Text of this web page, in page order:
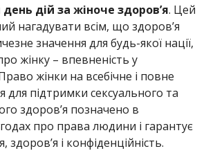
дій за жіноче здоров’я. Цей
нагадувати всім, що здоров’я
значення для будь-якої нації,
жінку – впевненість у
жінки на всебічне і повне
для підтримки сексуального та
здоров’я позначено в
про права людини і гарантує
і конфіденційність.